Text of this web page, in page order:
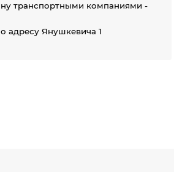
транспортными компаниями -
адресу Янушкевича 1